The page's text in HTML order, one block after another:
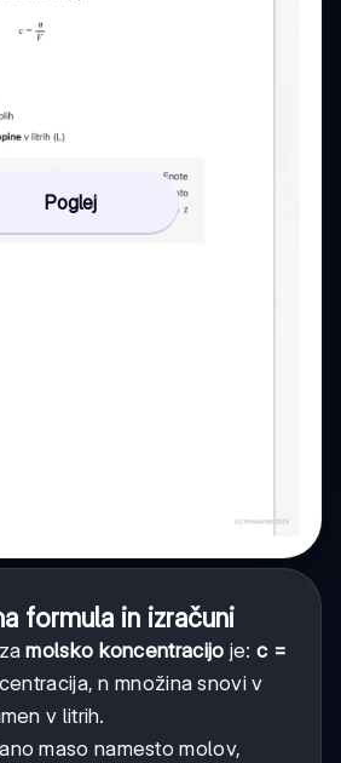
Poglej
formula in izračuni
molsko koncentracijo je: c =
n množina snovi v
v litrih.
maso namesto molov,